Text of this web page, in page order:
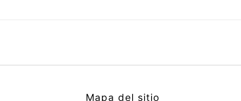
Mapa del sitio